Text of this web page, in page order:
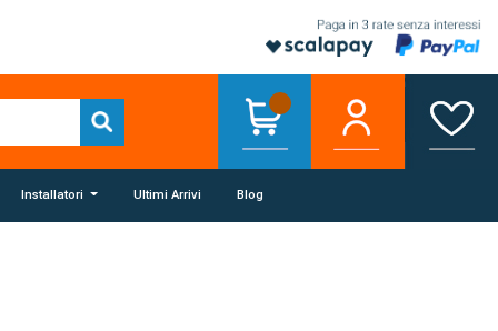
Installatori Ultimi Arrivi Blog